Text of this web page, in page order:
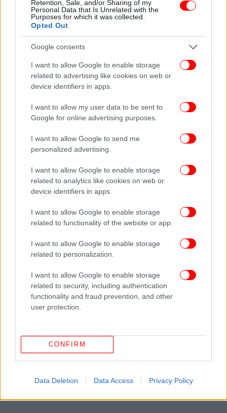
Retention, Sale, and/or Sharing of my
Personal Data that Is Unrelated with the
Purposes for which it was collected.
Opted Out
Google consents
I want to allow Google to enable storage
related to advertising like cookies on web or
device identifiers in apps.
I want to allow my user data to be sent to
Google for online advertising purposes.
I want to allow Google to send me
personalized advertising.
I want to allow Google to enable storage
related to analytics like cookies on web or
device identifiers in apps.
I want to allow Google to enable storage
related to functionality of the website or app.
I want to allow Google to enable storage
related to personalization.
I want to allow Google to enable storage
related to security, including authentication
functionality and fraud prevention, and other
user protection.
CONFIRM
Data Deletion Data Access Privacy Policy
πρώτοι όλες τις ειδήσεις
Δείτε όλες τις τελευταίες
στο
ΔΙΑΒΑΣΤΕ ΠΕΡΙΣΣΟΤΕΡΑ ΕΚΤ ΚΡΙΣΤΊΝ ΛΑΓΚΆΡΝΤ
ΚΟΡΩΝΟΪΌΣ
ΠΑΝΔΗΜΊΑ
ΕΛΛΗΝΙΚΉ ΟΙΚΟΝΟΜΊΑ